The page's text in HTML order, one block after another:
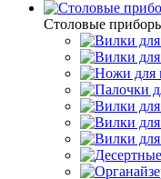
Cтоловые